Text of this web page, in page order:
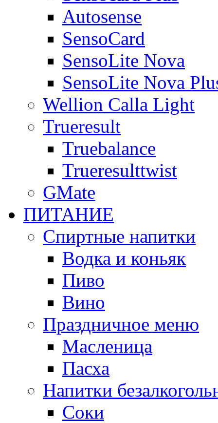
Autosense
SensoCard
SensoLite Nova
SensoLite Nova
Wellion Calla Light
Trueresult
Truebalance
Trueresulttwist
GMate
ПИТАНИЕ
Спиртные напитки
Водка и коньяк
Пиво
Вино
Праздничное меню
Масленица
Пасха
Напитки
Соки